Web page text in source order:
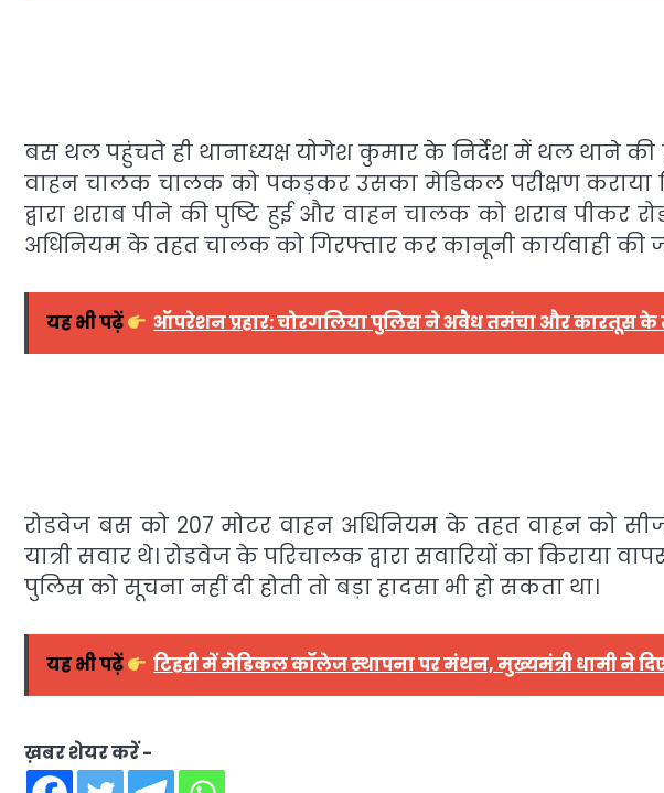
बस थल पहुंचते ही थानाध्यक्ष योगेश कुमार के निर्देश में थल थाने
वाहन चालक चालक को पकड़कर उसका मेडिकल परीक्षण कराया
द्वारा शराब पीने की पुष्टि हुई और वाहन चालक को शराब पीकर
अधिनियम के तहत चालक को गिरफ्तार कर कानूनी कार्यवाही की
यह भी पढ़ें ऑपरेशन प्रहार: चोरगलिया पुलिस ने अवैध तमंचा और कारतूस के
रोडवेज बस को 207 मोटर वाहन अधिनियम के तहत वाहन को
यात्री सवार थे। रोडवेज के परिचालक द्वारा सवारियों का किराया
पुलिस को सूचना नहीं दी होती तो बड़ा हादसा भी हो सकता था।
यह भी पढ़ें टिहरी में मेडिकल कॉलेज स्थापना पर मंथन, मुख्यमंत्री धामी ने
ख़बर शेयर करें -